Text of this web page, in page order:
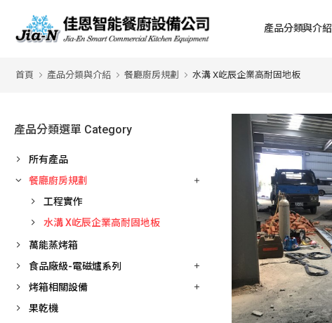
產品分類與介紹
首頁 產品分類與介紹 餐廳廚房規劃 水溝 X屹辰企業高耐固地板
產品分類選單 Category
所有產品
餐廳廚房規劃
工程實作
水溝 X屹辰企業高耐固地板
萬能蒸烤箱
食品廠級-電磁爐系列
烤箱相關設備
果乾機